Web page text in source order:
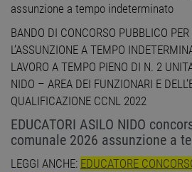
assunzione a tempo indeterminato
BANDO DI CONCORSO PUBBLICO
L’ASSUNZIONE A TEMPO
LAVORO A TEMPO PIENO DI N. 2
NIDO – AREA DEI FUNZIONARI E
QUALIFICAZIONE CCNL 2022
EDUCATORI ASILO NIDO
comunale 2026 assunzione a
LEGGI ANCHE: EDUCATORE